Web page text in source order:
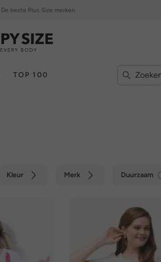
De beste Plus Size merken
TOP 100
Kleur Merk Duurzaam